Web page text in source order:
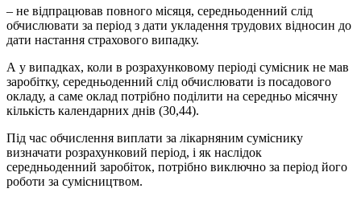
– не відпрацював повного місяця, середньоденний слід
обчислювати за період з дати укладення трудових відносин до
дати настання страхового випадку.
А у випадках, коли в розрахунковому періоді сумісник не мав
заробітку, середньоденний слід обчислювати із посадового
окладу, а саме оклад потрібно поділити на середньо місячну
кількість календарних днів (30,44).
Під час обчислення виплати за лікарняним суміснику
визначати розрахунковий період, і як наслідок
середньоденний заробіток, потрібно виключно за період його
роботи за сумісництвом.